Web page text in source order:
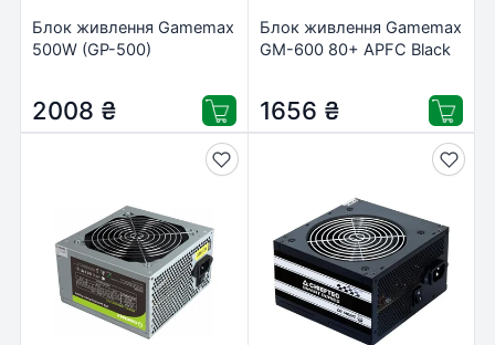
Блок живлення Gamemax
500W (GP-500)
2008 ₴
Блок живлення Gamemax
GM-600 80+ APFC Black
1656 ₴